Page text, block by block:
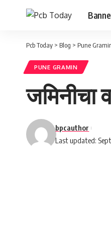
Pcb Today > Blog > Pune
PUNE GRAMIN
जमिनीचा
Last updated:
bpcauthor